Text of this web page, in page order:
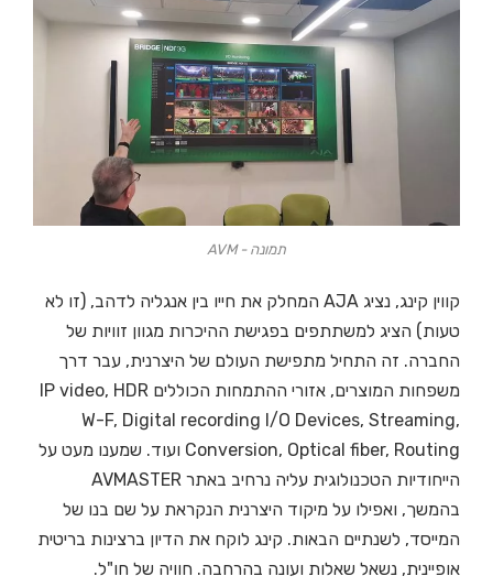
תמונה - AVM
קווין קינג, נציג AJA המחלק את חייו בין אנגליה לדהב, (זו לא
טעות) הציג למשתתפים בפגישת ההיכרות מגוון זוויות של
החברה. זה התחיל מתפישת העולם של היצרנית, עבר דרך
משפחות המוצרים, אזורי ההתמחות הכוללים IP video, HDR
W-F, Digital recording I/O Devices, Streaming,
Conversion, Optical fiber, Routing ועוד. שמענו מעט על
הייחודיות הטכנולוגית עליה נרחיב באתר AVMASTER
בהמשך, ואפילו על מיקוד היצרנית הנקראת על שם בנו של
המייסד, לשנתיים הבאות. קינג לוקח את הדיון ברצינות בריטית
אופיינית, נשאל שאלות ועונה בהרחבה. חוויה של חו"ל.